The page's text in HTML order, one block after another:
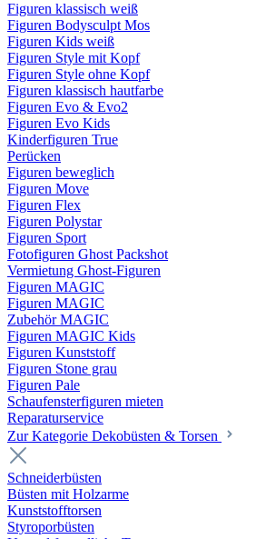
Figuren klassisch weiß
Figuren Bodysculpt Mos
Figuren Kids weiß
Figuren Style mit Kopf
Figuren Style ohne Kopf
Figuren klassisch hautfarbe
Figuren Evo & Evo2
Figuren Evo Kids
Kinderfiguren True
Perücken
Figuren beweglich
Figuren Move
Figuren Flex
Figuren Polystar
Figuren Sport
Fotofiguren Ghost Packshot
Vermietung Ghost-Figuren
Figuren MAGIC
Figuren MAGIC
Zubehör MAGIC
Figuren MAGIC Kids
Figuren Kunststoff
Figuren Stone grau
Figuren Pale
Schaufensterfiguren mieten
Reparaturservice
Zur Kategorie Dekobüsten & Torsen
Schneiderbüsten
Büsten mit Holzarme
Kunststofftorsen
Styroporbüsten